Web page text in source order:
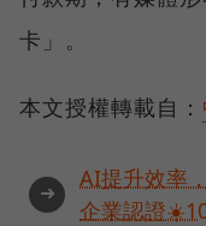
卡」。
本文授權轉載自：
➜
AI提升效率
企業認證